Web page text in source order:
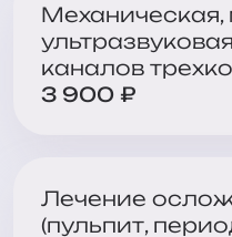
Механическая,
каналов
3 900 ₽
Лечение
(пульпит,